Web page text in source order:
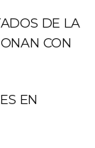
DE LA
CON
EN